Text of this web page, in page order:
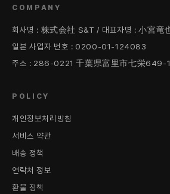
COMPANY
회사명 : 株式会社 S&T / 대표자명 : 小宮竜
일본 사업자 번호 : 0200-01-124083
주소 : 286-0221 千葉県富里市七栄649-
POLICY
개인정보처리방침
서비스 약관
배송 정책
연락처 정보
환불 정책